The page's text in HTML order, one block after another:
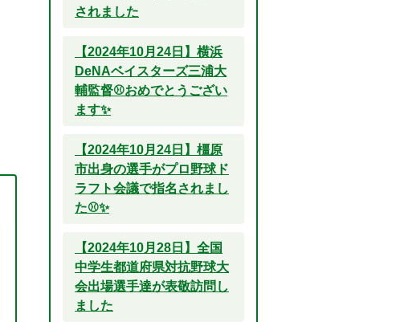
されました
【2024年10月24日】横浜
DeNAベイスターズ三浦大
輔監督⚾おめでとうござい
ます✨
【2024年10月24日】橿原
市出身の選手がプロ野球ド
ラフト会議で指名されまし
た⚾✨
【2024年10月28日】全国
中学生都道府県対抗野球大
会出場選手達が表敬訪問し
ました